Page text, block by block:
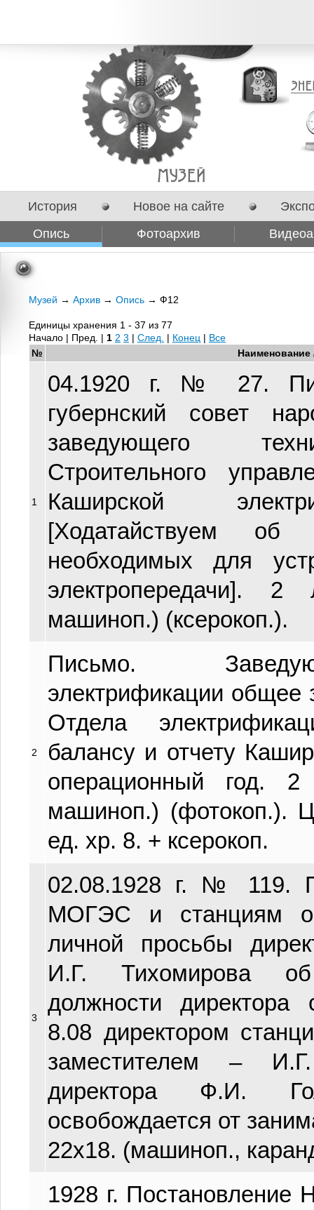
История Новое на сайте
Опись
Фотоархив
Сотрудничество
Музей → Архив → Опись → Ф12
Единицы хранения 1 - 37 из 77
Начало | Пред. | 1 2 3 | След. | Конец | Все
№
Наименование
1
04.1920 г. № 27.
губернский совет
заведующего
Строительного
Каширской
[Ходатайствуем об
необходимых для
электропередачи].
машиноп.) (ксерокоп.).
2
Письмо.
электрификации общее
Отдела
балансу и отчету
операционный год.
машиноп.) (фотокоп.).
ед. хр. 8. + ксерокоп.
3
02.08.1928 г. № 119.
МОГЭС и станциям
личной просьбы
И.Г. Тихомирова
должности директора
8.08 директором
заместителем –
директора Ф.И.
освобождается от
22х18. (машиноп.,
1928 г. Постановление